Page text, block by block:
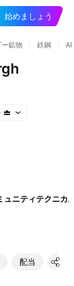
始めましょう
鉱物 鉄鋼 AP
ュニティテクニカ
配当 決算